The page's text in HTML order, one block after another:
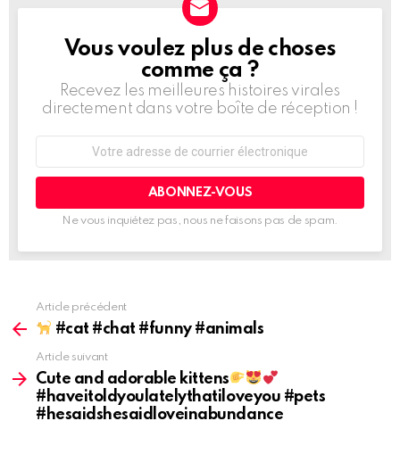
BULLETIN
D'INFORMATION
Vous voulez plus de choses
comme ça ?
Recevez les meilleures histoires virales
directement dans votre boîte de réception !
courrier
Ne vous inquiétez pas, nous ne faisons pas de spam.
Voir
plus
Article précédent
#cat #chat #funny #animals
Article suivant
Cute and adorable kittens
#haveitoldyoulatelythatiloveyou #pets
#hesaidshesaidloveinabundance